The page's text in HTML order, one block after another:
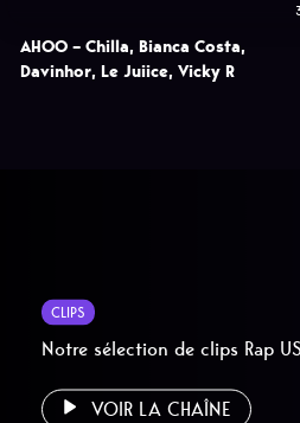
AHOO – Chilla, Bianca Costa,
Davinhor, Le Juiice, Vicky R
CLIPS
Notre sélection de clips Rap
VOIR LA CHAÎNE